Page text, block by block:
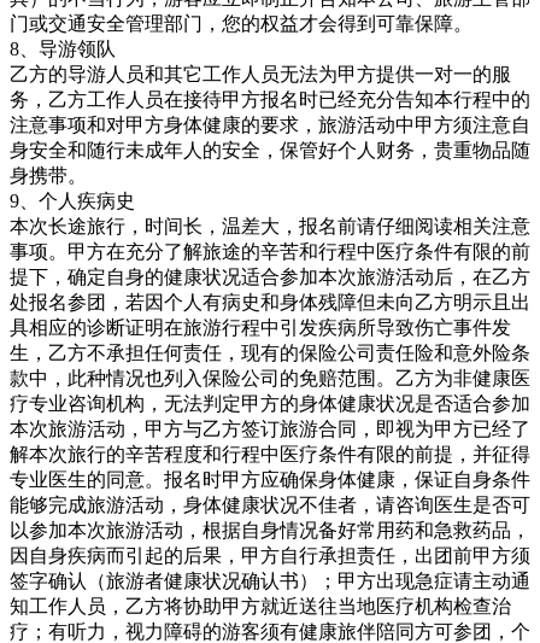
门或交通安全管理部门，您的权益才会得到可靠保障。
8、导游领队
乙方的导游人员和其它工作人员无法为甲方提供一对一的服
务，乙方工作人员在接待甲方报名时已经充分告知本行程中的
注意事项和对甲方身体健康的要求，旅游活动中甲方须注意自
身安全和随行未成年人的安全，保管好个人财务，贵重物品随
身携带。
9、个人疾病史
本次长途旅行，时间长，温差大，报名前请仔细阅读相关注意
事项。甲方在充分了解旅途的辛苦和行程中医疗条件有限的前
提下，确定自身的健康状况适合参加本次旅游活动后，在乙方
处报名参团，若因个人有病史和身体残障但未向乙方明示且出
具相应的诊断证明在旅游行程中引发疾病所导致伤亡事件发
生，乙方不承担任何责任，现有的保险公司责任险和意外险条
款中，此种情况也列入保险公司的免赔范围。乙方为非健康医
疗专业咨询机构，无法判定甲方的身体健康状况是否适合参加
本次旅游活动，甲方与乙方签订旅游合同，即视为甲方已经了
解本次旅行的辛苦程度和行程中医疗条件有限的前提，并征得
专业医生的同意。报名时甲方应确保身体健康，保证自身条件
能够完成旅游活动，身体健康状况不佳者，请咨询医生是否可
以参加本次旅游活动，根据自身情况备好常用药和急救药品，
因自身疾病而引起的后果，甲方自行承担责任，出团前甲方须
签字确认（旅游者健康状况确认书）；甲方出现急症请主动通
知工作人员，乙方将协助甲方就近送往当地医疗机构检查治
疗；有听力，视力障碍的游客须有健康旅伴陪同方可参团，个